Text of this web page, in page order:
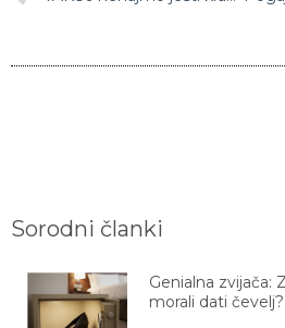
Sorodni članki
morali dati čevelj?